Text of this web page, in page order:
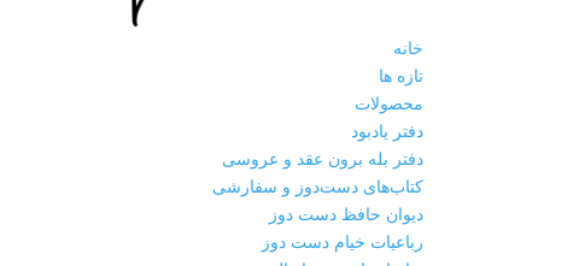
خانه
تازه ها
محصولات
دفتر یادبود
دفتر بله برون عقد و عروسی
کتاب‌های دست‌دوز و سفارشی
دیوان حافظ دست دوز
رباعیات خیام دست دوز